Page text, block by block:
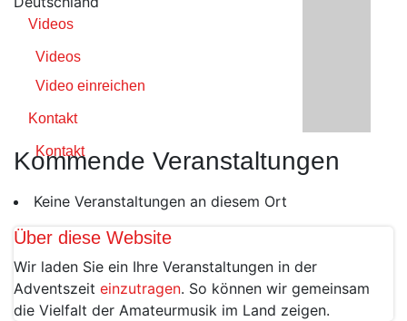
Videos
Videos
Video einreichen
Kontakt
Kontakt
Kommende Veranstaltungen
Keine Veranstaltungen an diesem Ort
Über diese Website
Wir laden Sie ein Ihre Veranstaltungen in der
Adventszeit einzutragen. So können wir gemeinsam
die Vielfalt der Amateurmusik im Land zeigen.